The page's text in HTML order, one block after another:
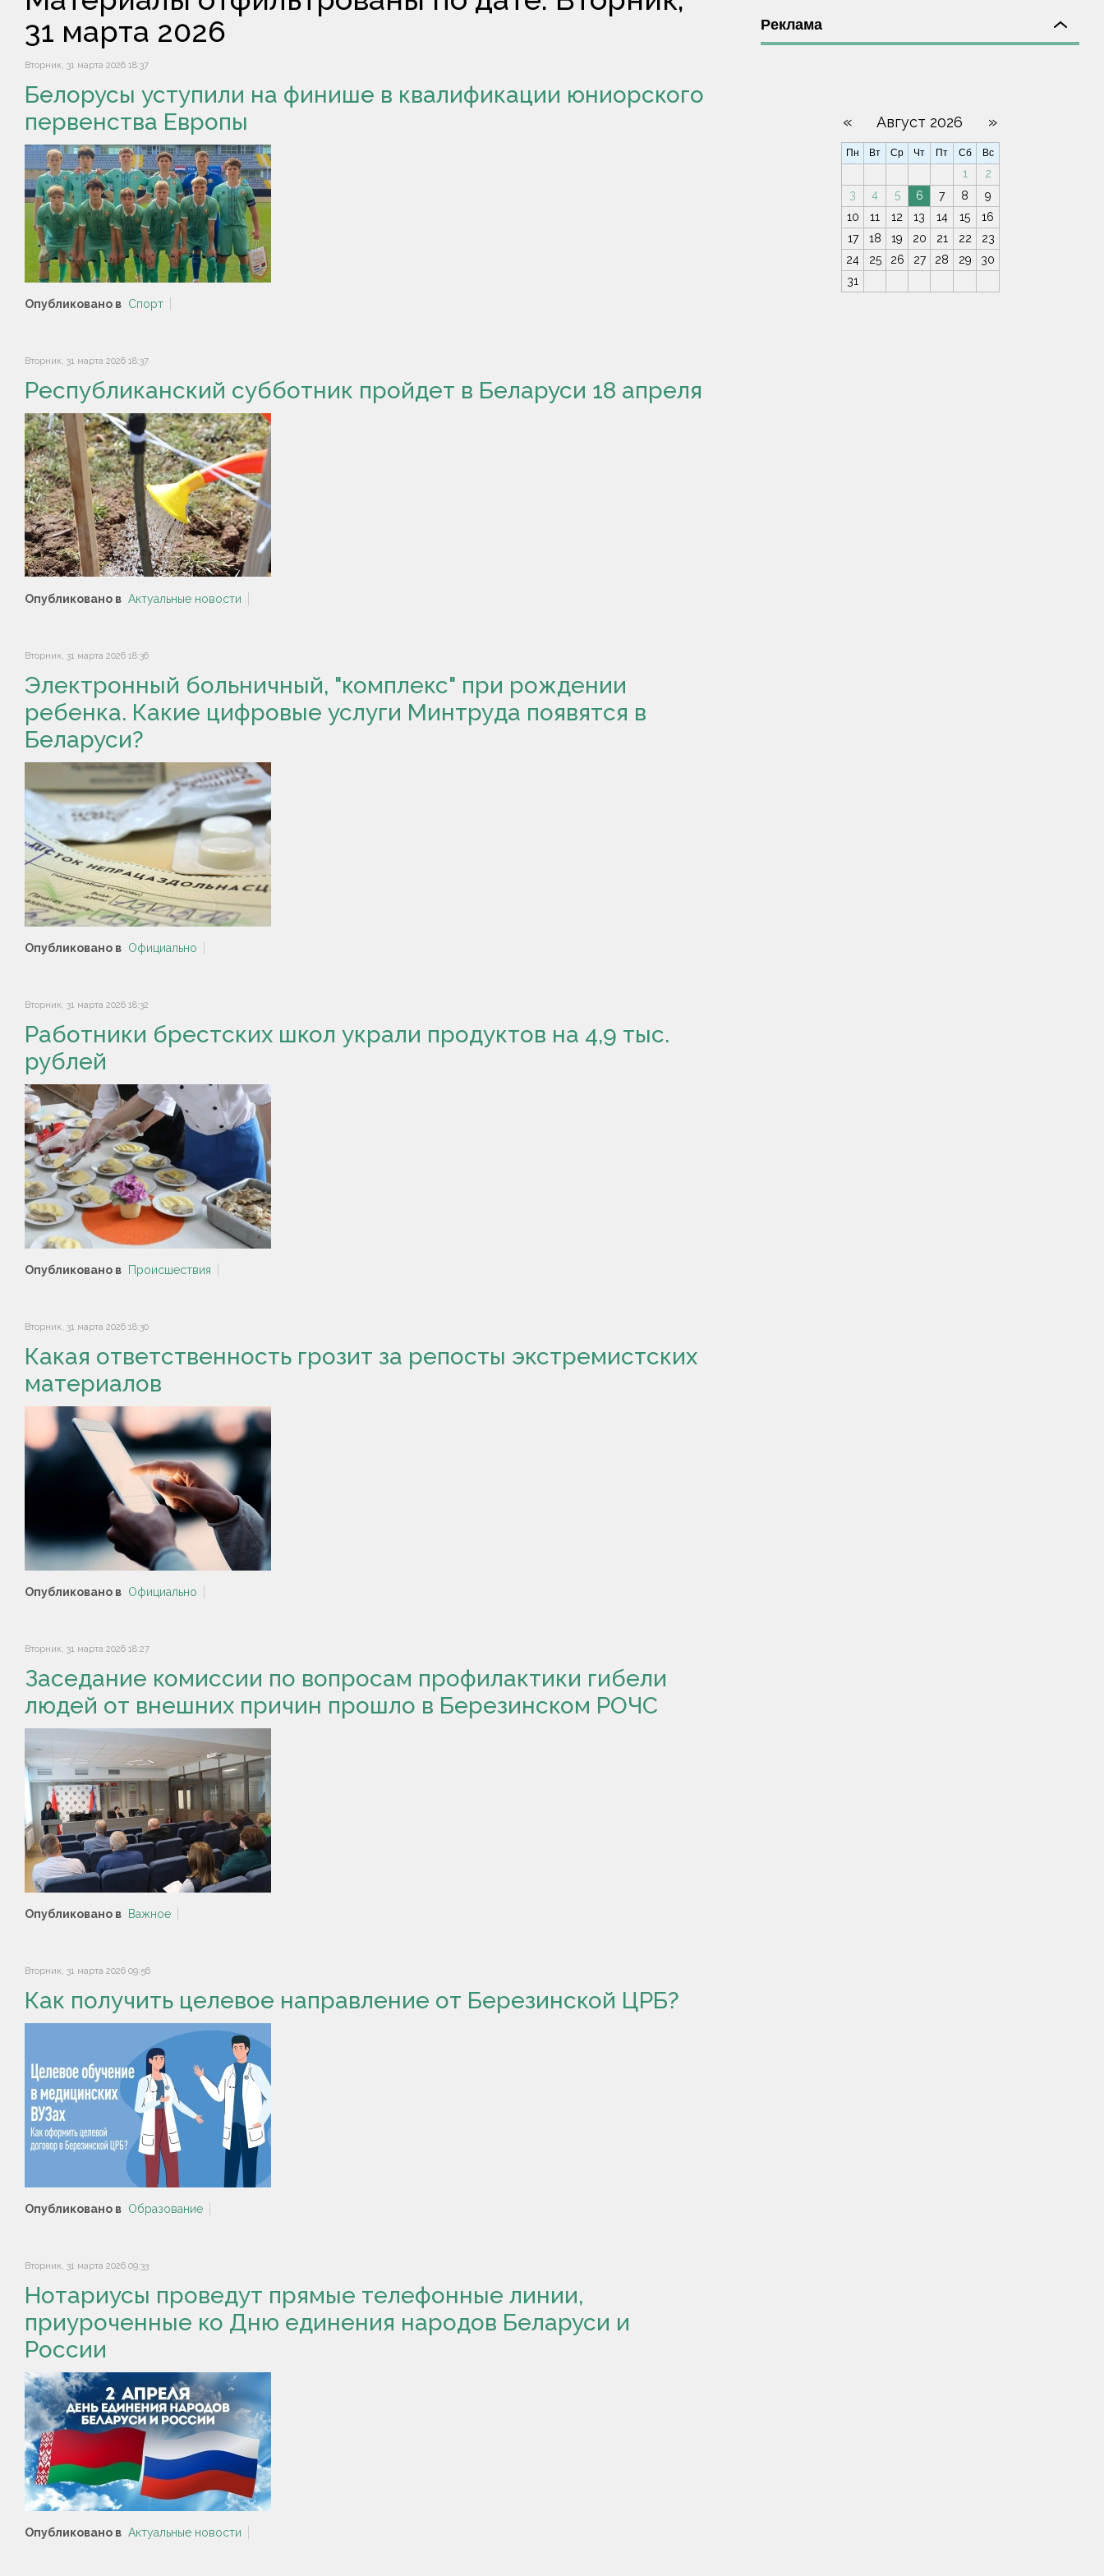
31 марта 2026
Вторник, 31 марта 2026 18:37
Белорусы уступили на финише в квалификации юниорского
первенства Европы
Опубликовано в Спорт
Вторник, 31 марта 2026 18:37
Республиканский субботник пройдет в Беларуси 18 апреля
Опубликовано в Актуальные новости
Вторник, 31 марта 2026 18:36
Электронный больничный, "комплекс" при рождении
ребенка. Какие цифровые услуги Минтруда появятся в
Беларуси?
Опубликовано в Официально
Вторник, 31 марта 2026 18:32
Работники брестских школ украли продуктов на 4,9 тыс.
рублей
Опубликовано в Происшествия
Вторник, 31 марта 2026 18:30
Какая ответственность грозит за репосты экстремистских
материалов
Опубликовано в Официально
Вторник, 31 марта 2026 18:27
Заседание комиссии по вопросам профилактики гибели
людей от внешних причин прошло в Березинском РОЧС
Опубликовано в Важное
Вторник, 31 марта 2026 09:56
Как получить целевое направление от Березинской ЦРБ?
Опубликовано в Образование
Вторник, 31 марта 2026 09:33
Нотариусы проведут прямые телефонные линии,
приуроченные ко Дню единения народов Беларуси и
России
Опубликовано в Актуальные новости
Реклама
« Август 2026 »
Пн Вт Ср Чт Пт Сб Вс
1
2
3
4 5 6 7 8
9
10
11 12 13 14 15
16
17
18 19 20 21 22
23
24
25 26 27 28 29
30
31